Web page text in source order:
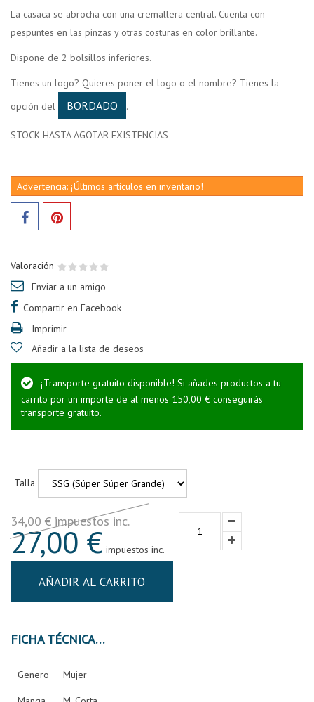
La casaca se abrocha con una cremallera central. Cuenta con
pespuntes en las pinzas y otras costuras en color brillante.
Dispone de 2 bolsillos inferiores.
Tienes un logo? Quieres poner el logo o el nombre? Tienes la
opción del
BORDADO .
STOCK HASTA AGOTAR EXISTENCIAS
Advertencia: ¡Últimos artículos en inventario!
Valoración
Enviar a un amigo
Compartir en Facebook
Imprimir
Añadir a la lista de deseos
¡Transporte gratuito disponible! Si añades productos a tu
carrito por un importe de al menos 150,00 € conseguirás
transporte gratuito.
Talla
34,00 € impuestos inc.
27,00 € impuestos inc.
AÑADIR AL CARRITO
FICHA TÉCNICA
Genero Mujer